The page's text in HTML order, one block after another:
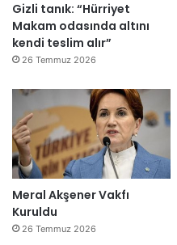
Gizli tanık: “Hürriyet
Makam odasında altını
kendi teslim alır”
26 Temmuz 2026
Meral Akşener Vakfı
Kuruldu
26 Temmuz 2026